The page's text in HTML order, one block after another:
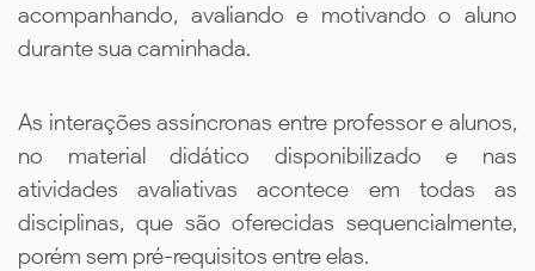
acompanhando, avaliando e motivando o aluno
durante sua caminhada.
As interações assíncronas entre professor e alunos,
no material didático disponibilizado e nas
atividades avaliativas acontece em todas as
disciplinas, que são oferecidas sequencialmente,
porém sem pré-requisitos entre elas.